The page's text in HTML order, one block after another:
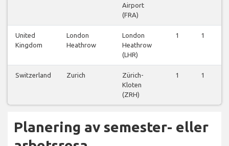
Airport
(FRA)
United
Kingdom
London
Heathrow
London
Heathrow
(LHR)
1 1
Switzerland Zurich
Zürich-
Kloten
(ZRH)
1 1
Planering av semester- eller